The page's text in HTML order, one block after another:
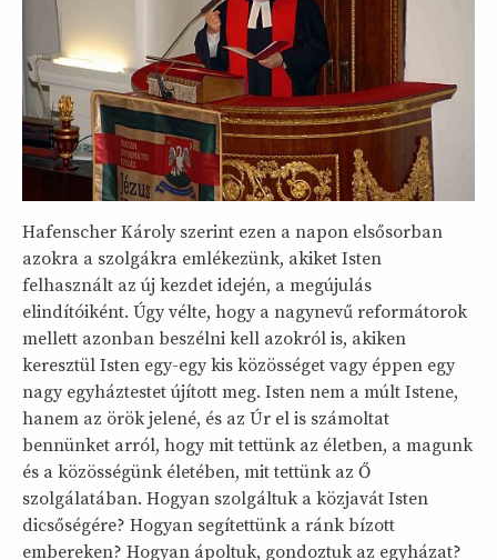
Hafenscher Károly szerint ezen a napon elsősorban
azokra a szolgákra emlékezünk, akiket Isten
felhasznált az új kezdet idején, a megújulás
elindítóiként. Úgy vélte, hogy a nagynevű reformátorok
mellett azonban beszélni kell azokról is, akiken
keresztül Isten egy-egy kis közösséget vagy éppen egy
nagy egyháztestet újított meg. Isten nem a múlt Istene,
hanem az örök jelené, és az Úr el is számoltat
bennünket arról, hogy mit tettünk az életben, a magunk
és a közösségünk életében, mit tettünk az Ő
szolgálatában. Hogyan szolgáltuk a közjavát Isten
dicsőségére? Hogyan segítettünk a ránk bízott
embereken? Hogyan ápoltuk, gondoztuk az egyházat?